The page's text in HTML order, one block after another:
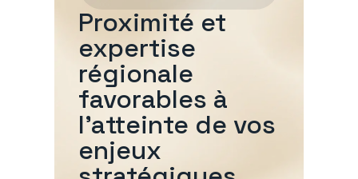
Proximité et
expertise
régionale
favorables à
l'atteinte de vos
enjeux